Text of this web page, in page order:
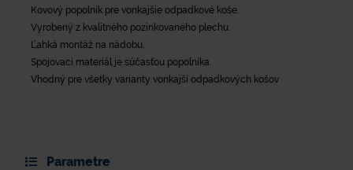
Kovový popolník pre vonkajšie odpadkové koše.
Vyrobený z kvalitného pozinkovaného plechu.
Ľahká montáž na nádobu.
Spojovací materiál je súčasťou popolníka.
Vhodný pre všetky varianty vonkajší odpadkových košov
Parametre